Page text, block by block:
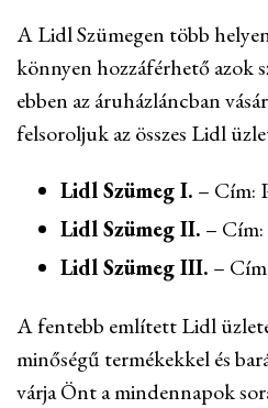
A Lidl Szümegen több
könnyen hozzáférhető azok
ebben az áruházláncban
felsoroljuk az összes Lidl
Lidl Szümeg I. – Cím:
Lidl Szümeg II. – Cím:
Lidl Szümeg III. –
A fentebb említett Lidl
minőségű termékekkel és
várja Önt a mindennapok